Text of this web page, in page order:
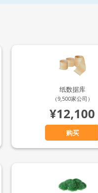
纸数据库
（9,500家公司）
¥12,100
购买